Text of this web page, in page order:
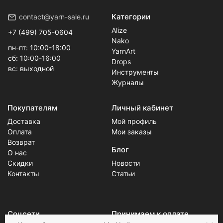
contact@yarn-sale.ru
+7 (499) 705-0604
пн-пт: 10:00-18:00
сб: 10:00-16:00
вс: выходной
Категории
Alize
Nako
YarnArt
Drops
Инструменты
Журналы
Покупателям
Доставка
Оплата
Возврат
О нас
Скидки
Контакты
Личный кабинет
Мой профиль
Мои заказы
Блог
Новости
Статьи
Соцсети Принимаем к оплате